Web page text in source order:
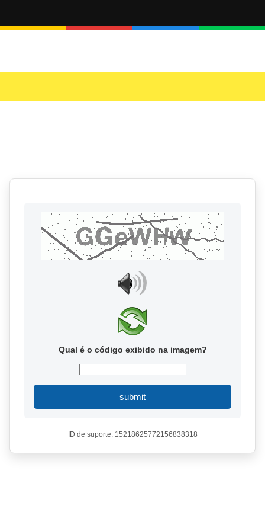
Qual é o código exibido na imagem?
submit
ID de suporte: 15218625772156838318